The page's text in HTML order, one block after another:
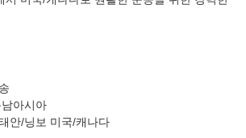
아시아
안/닝보 미국/캐나다